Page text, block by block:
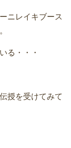
ニレイキブース
る・・・
授を受けてみて